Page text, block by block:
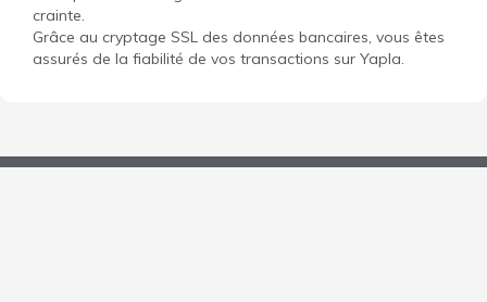
crainte.
Grâce au cryptage SSL des données bancaires, vous êtes
assurés de la fiabilité de vos transactions sur Yapla.